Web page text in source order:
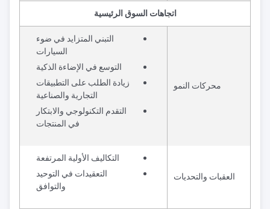
اتجاهات السوق الرئيسية
محركات النمو
التبني المتزايد في ضوء
السيارات
التوسع في الإضاءة الذكية
زيادة الطلب على التطبيقات
التجارية والصناعية
التقدم التكنولوجي والابتكار
في المنتجات
العقبات والتحديات
التكاليف الأولية المرتفعة
التعقيدات في التوحيد
والتوافق